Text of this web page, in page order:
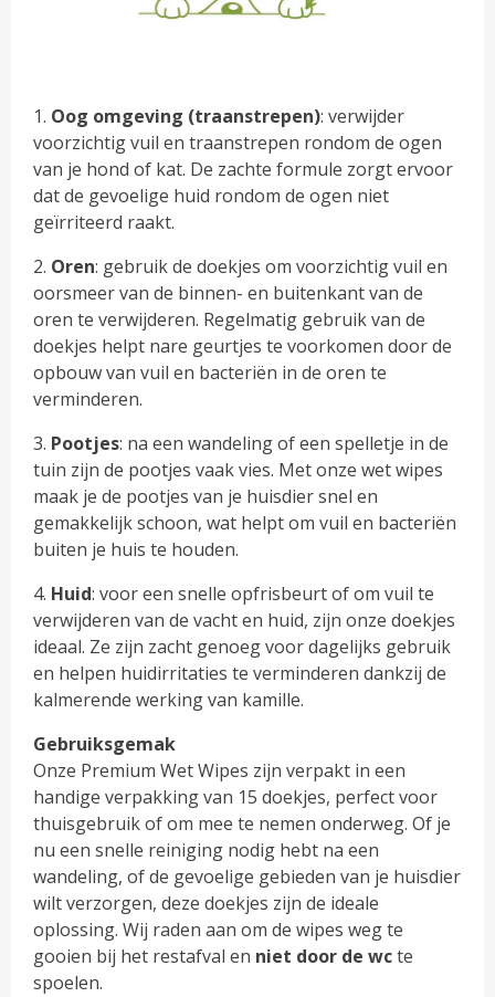
1. Oog omgeving (traanstrepen): verwijder
voorzichtig vuil en traanstrepen rondom de ogen
van je hond of kat. De zachte formule zorgt ervoor
dat de gevoelige huid rondom de ogen niet
geïrriteerd raakt.
2. Oren: gebruik de doekjes om voorzichtig vuil en
oorsmeer van de binnen- en buitenkant van de
oren te verwijderen. Regelmatig gebruik van de
doekjes helpt nare geurtjes te voorkomen door de
opbouw van vuil en bacteriën in de oren te
verminderen.
3. Pootjes: na een wandeling of een spelletje in de
tuin zijn de pootjes vaak vies. Met onze wet wipes
maak je de pootjes van je huisdier snel en
gemakkelijk schoon, wat helpt om vuil en bacteriën
buiten je huis te houden.
4. Huid: voor een snelle opfrisbeurt of om vuil te
verwijderen van de vacht en huid, zijn onze doekjes
ideaal. Ze zijn zacht genoeg voor dagelijks gebruik
en helpen huidirritaties te verminderen dankzij de
kalmerende werking van kamille.
Gebruiksgemak
Onze Premium Wet Wipes zijn verpakt in een
handige verpakking van 15 doekjes, perfect voor
thuisgebruik of om mee te nemen onderweg. Of je
nu een snelle reiniging nodig hebt na een
wandeling, of de gevoelige gebieden van je huisdier
wilt verzorgen, deze doekjes zijn de ideale
oplossing. Wij raden aan om de wipes weg te
gooien bij het restafval en niet door de wcte
spoelen.